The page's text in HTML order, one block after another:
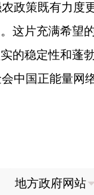
政策既有力度
这片充满希望
的稳定性和蓬
会中国正能量网